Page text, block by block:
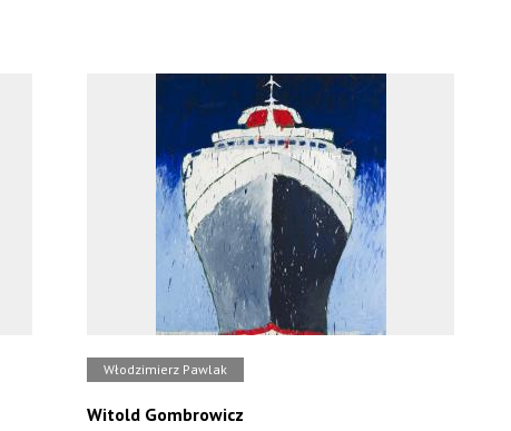
Włodzimierz Pawlak
Witold Gombrowicz